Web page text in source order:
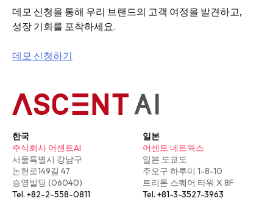
데모 신청을 통해 우리 브랜드의 고객 여정을 발견하고,
성장 기회를 포착하세요.
데모 신청하기
한국
주식회사 어센트AI
서울특별시 강남구
논현로149길 47
승영빌딩 (06040)
Tel. +82-2-558-0811
일본
어센트 네트웍스
일본 도쿄도
주오구 하루미 1-8-10
트리톤 스퀘어 타워 X 8F
Tel. +81-3-3527-3963